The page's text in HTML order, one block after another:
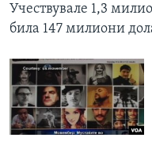
Учествувале 1,3
била 147 милиони